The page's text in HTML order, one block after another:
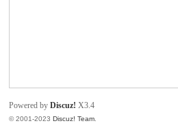
Powered byDiscuz! X3.4
© 2001-2023Discuz! Team